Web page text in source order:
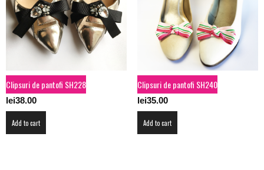
Clipsuri de pantofi SH228
lei38.00
Add to cart
Clipsuri de pantofi SH240
lei35.00
Add to cart